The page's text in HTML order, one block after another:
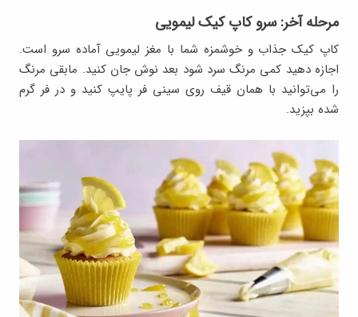
مرحله آخر: سرو کاپ کیک‌ لیمویی
کاپ کیک جذاب و خوشمزه شما با مغز لیمویی آماده سرو است.
اجازه دهید کمی مرنگ سرد شود بعد نوش جان کنید. مابقی مرنگ
را می‌توانید با همان قیف روی سینی فر پایپ کنید و در فر گرم
شده بپزید.